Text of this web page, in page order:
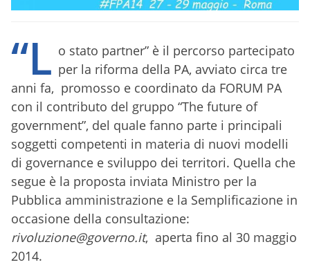
“L o stato partner” è il percorso partecipato
per la riforma della PA, avviato circa tre
anni fa, promosso e coordinato da FORUM PA
con il contributo del gruppo “The future of
government”, del quale fanno parte i principali
soggetti competenti in materia di nuovi modelli
di governance e sviluppo dei territori. Quella che
segue è la proposta inviata Ministro per la
Pubblica amministrazione e la Semplificazione in
occasione della consultazione:
rivoluzione@governo.it, aperta fino al 30 maggio
2014.